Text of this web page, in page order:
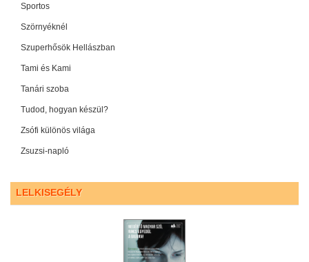
Sportos
Szörnyéknél
Szuperhősök Hellászban
Tami és Kami
Tanári szoba
Tudod, hogyan készül?
Zsófi különös világa
Zsuzsi-napló
LELKISEGÉLY